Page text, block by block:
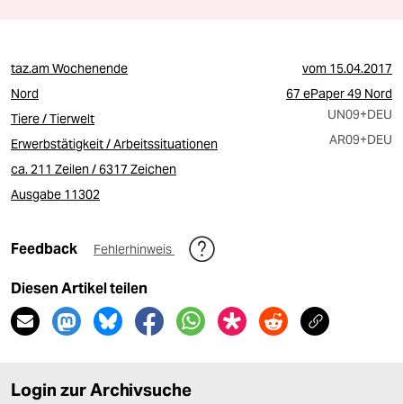
taz.am Wochenende vom 15.04.2017
Nord
67 ePaper 49 Nord
Tiere / Tierwelt
UN09+DEU
Erwerbstätigkeit / Arbeitssituationen
AR09+DEU
ca. 211 Zeilen / 6317 Zeichen
Ausgabe 11302
Feedback Fehlerhinweis
Diesen Artikel teilen
Login zur Archivsuche